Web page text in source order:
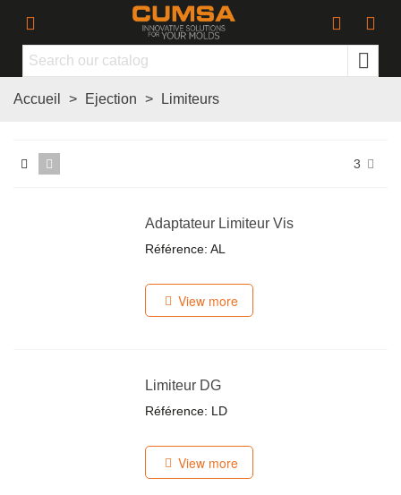
Accueil > Ejection > Limiteurs
3
Adaptateur Limiteur Vis
Référence: AL
View more
Limiteur DG
Référence: LD
View more